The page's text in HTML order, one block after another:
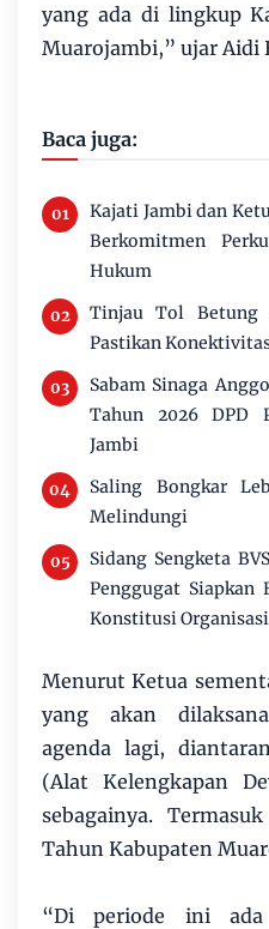
yang ada di lingkup
Muarojambi,” ujar Aidi
Baca juga:
Kajati Jambi dan
Berkomitmen
Hukum
Tinjau Tol Betung
Pastikan
Sabam Sinaga
Tahun 2026 DPD
Jambi
Saling Bongkar
Melindungi
Sidang Sengketa
Penggugat Siapkan
Konstitusi Organisasi
Menurut Ketua
yang akan
agenda lagi,
(Alat Kelengkapan
sebagainya.
Tahun Kabupaten
“Di periode ini